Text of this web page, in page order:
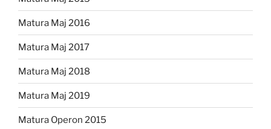
Matura Maj 2016
Matura Maj 2017
Matura Maj 2018
Matura Maj 2019
Matura Operon 2015